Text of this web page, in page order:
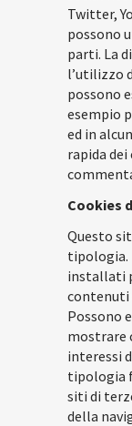
Twitter,
possono
parti. La
l’utilizzo
possono
esempio
ed in
rapida
Cookies
Questo
tipologia.
installati
contenuti
Possono
mostrare
interessi
tipologia
siti di
della